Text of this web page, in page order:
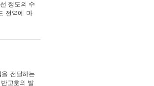
정도의 수
전역에 마
전달하는
고호의 발